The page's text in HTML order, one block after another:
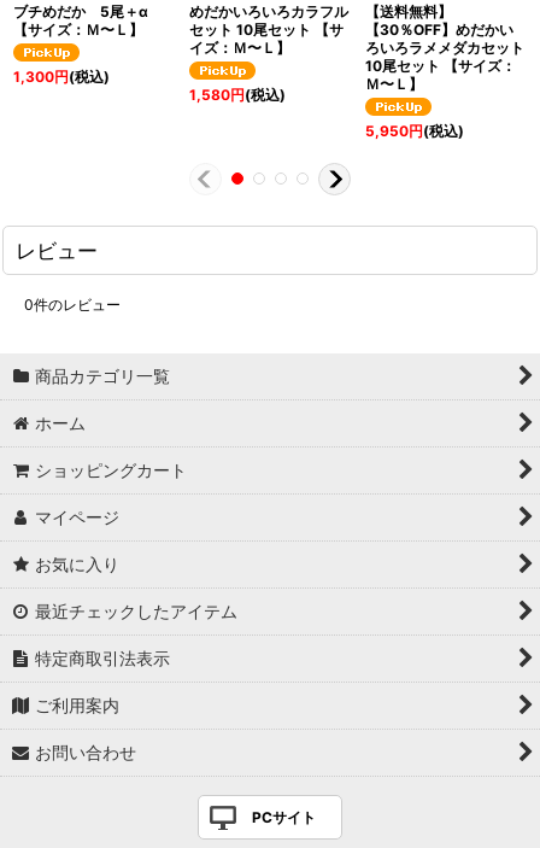
ブチめだか 5尾＋α
【サイズ：Ｍ〜Ｌ】
1,300円(税込)
めだかいろいろカラフル
セット 10尾セット 【サ
イズ：Ｍ〜Ｌ】
1,580円(税込)
【送料無料】
【30％OFF】めだかい
ろいろラメメダカセット
10尾セット 【サイズ：
Ｍ〜Ｌ】
5,950円(税込)
レビュー
0件のレビュー
商品カテゴリ一覧
ホーム
ショッピングカート
マイページ
お気に入り
最近チェックしたアイテム
特定商取引法表示
ご利用案内
お問い合わせ
PCサイト